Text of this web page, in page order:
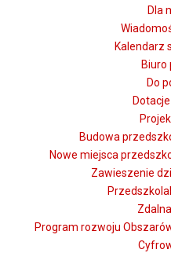
Dla
Kalendarz
Biuro
Do
Budowa
Nowe miejsca
Zawieszenie
Program rozwoju